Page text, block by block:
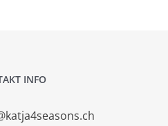
INFO